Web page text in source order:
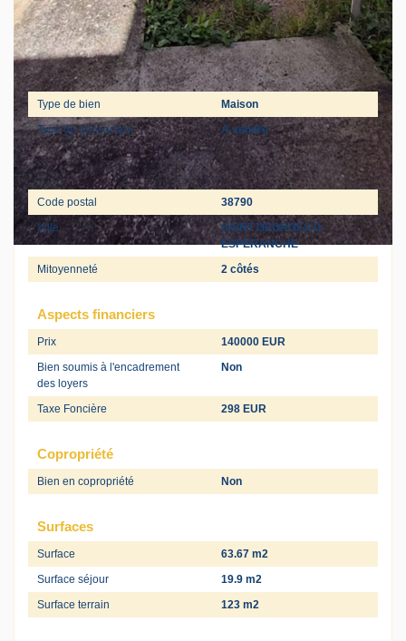
Général
Type de bien
Maison
Type de transaction
A vendre
Localisation
Code postal
38790
Ville
SAINT GEORGES D
ESPERANCHE
Mitoyenneté
2 côtés
Aspects financiers
Prix
140000 EUR
Bien soumis à l'encadrement
des loyers
Non
Taxe Foncière 298 EUR
Copropriété
Bien en copropriété Non
Surfaces
Surface
63.67 m2
Surface séjour
19.9 m2
Surface terrain
123 m2